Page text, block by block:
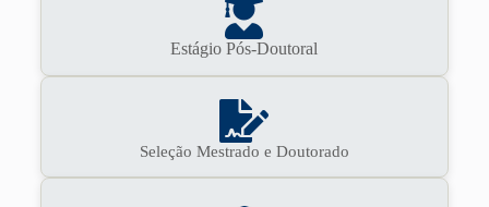
Estágio Pós-Doutoral
Seleção Mestrado e Doutorado